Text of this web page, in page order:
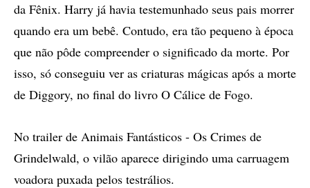
da Fênix. Harry já havia testemunhado seus pais morrer
quando era um bebê. Contudo, era tão pequeno à época
que não pôde compreender o significado da morte. Por
isso, só conseguiu ver as criaturas mágicas após a morte
de Diggory, no final do livro O Cálice de Fogo.
No trailer de Animais Fantásticos - Os Crimes de
Grindelwald, o vilão aparece dirigindo uma carruagem
voadora puxada pelos testrálios.